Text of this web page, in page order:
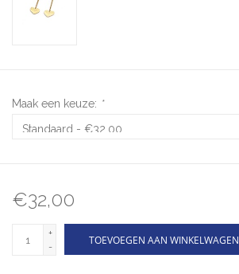
Maak een keuze: *
€32,00
+
-
TOEVOEGEN AAN WINKELWAGEN